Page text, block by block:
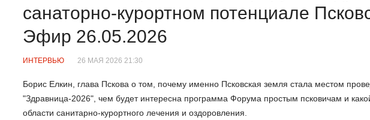
санаторно-курортном потенциале
Эфир 26.05.2026
ИНТЕРВЬЮ 26 МАЯ 2026 21:30
Борис Елкин, глава Пскова о том, почему именно Псковская земля стала местом
"Здравница-2026", чем будет интересна программа Форума простым псковичам и
области санитарно-курортного лечения и оздоровления.